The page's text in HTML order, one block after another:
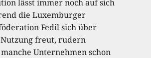
lässt immer noch auf sich
die Luxemburger
Fedil sich über
freut, rudern
Unternehmen schon